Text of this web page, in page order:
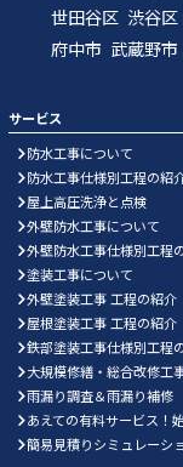
世田谷区 渋谷区
府中市 武蔵野市
サービス
防水工事について
防水工事仕様別工程の紹
屋上高圧洗浄と点検
外壁防水工事について
外壁防水工事仕様別工程
塗装工事について
外壁塗装工事 工程の紹介
屋根塗装工事 工程の紹介
鉄部塗装工事仕様別工程
大規模修繕・総合改修工
雨漏り調査＆雨漏り補修
あえての有料サービス！
簡易見積りシミュレーシ